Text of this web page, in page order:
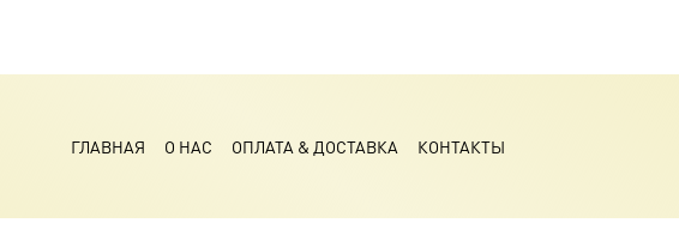
ГЛАВНАЯ О НАС ОПЛАТА & ДОСТАВКА КОНТАКТЫ